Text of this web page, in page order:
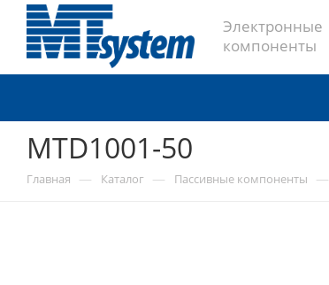
Электронные
компоненты
MTD1001-50
Главная — Каталог — Пассивные компоненты —